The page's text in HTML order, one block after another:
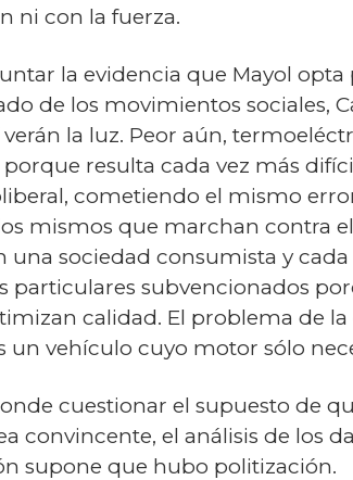
ni con la fuerza.
la evidencia que Mayol
de los movimientos sociales,
la luz. Peor aún,
resulta cada vez más
cometiendo el mismo
mismos que marchan contra
sociedad consumista y cada
particulares subvencionados
calidad. El problema de
un vehículo cuyo motor sólo
cuestionar el supuesto de
convincente, el análisis de los
supone que hubo politización.